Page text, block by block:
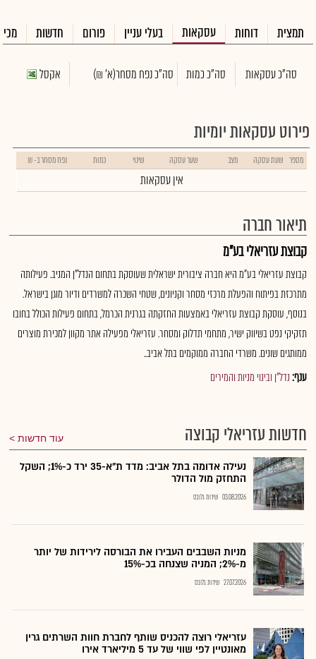
תמצית דוחות עסקאות בעלי עניין פורום חדשות
סה"כ עסקאות סה"כ כמות סה"כ נפח מסחר(א' ₪) אקסל
פירוט עסקאות יומיות
מספר שעת עסקה מצב שער עסקה שינוי כמות נפח מסחר ב- ₪
אין עסקאות
תיאור חברה
קבוצת עזריאלי בע"מ
קבוצת עזריאלי בע"מ היא חברה ציבורית ישראלית שעוסקת בתחום הנדל"ן המניב. פעילותה
מתרכזת בפיתוח והפעלת מרכזי מסחר וקניונים, שטחי השכרה למשרדים ודיור מוגן בישראל.
בנוסף, עוסקת קבוצת עזריאלי באמצעות החזקתה בגרנית הכרמל, בתחום פעילות הכולל בחובו
תזקיקי נפט בשיווק ישיר, מתחמי תדלוק ומסחר. עזריאלי מפעילה אתר מקוון למכירת מוצרים
ממותגים שונים. משרדי החברה ממוקמים בתל אביב..
ענף:נדל"ן ובינוי מניות והמירים
חדשות עזריאלי קבוצה עוד חדשות
נעילה אדומה בתל אביב: מדד ת"א-35 ירד כ-1%; השקל
התחזק מול הדולר
03.08.2026 שירות גלובס
מניות השבבים העבירו את הבורסה לירידות של יותר
מ-2%; המניה שצנחה בכ-15%
27.07.2026 שירות גלובס
עזריאלי רוצה להכניס שותף לחברת חוות השרתים גרין
מאונטיין לפי שווי של עד 5 מיליארד אירו